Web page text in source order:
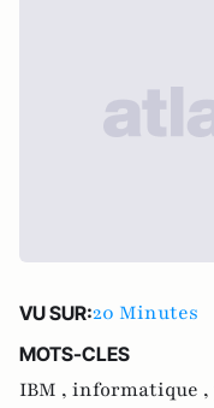
VU SUR:20 Minutes
MOTS-CLES
IBM , informatique ,